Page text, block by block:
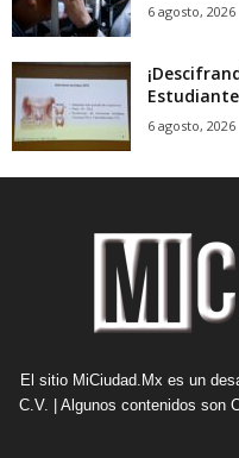
6 agosto, 2026
6 agosto, 2026
El sitio MiCiudad.Mx es un
C.V. | Algunos contenidos son